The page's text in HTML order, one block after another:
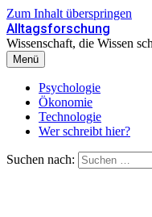
Zum Inhalt überspringen
Alltagsforschung
Wissenschaft, die Wissen
Menü
Psychologie
Ökonomie
Technologie
Wer schreibt hier?
Suchen nach: